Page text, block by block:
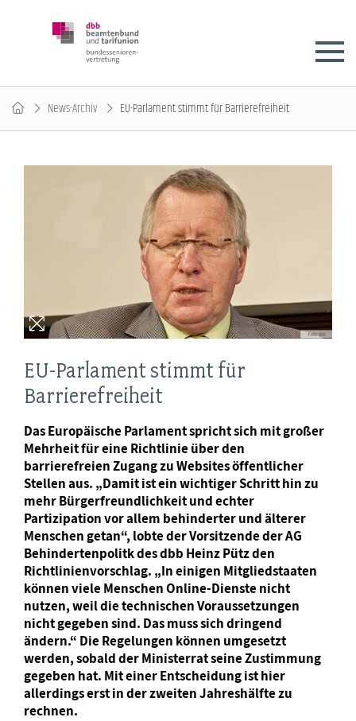
News-Archiv EU-Parlament stimmt für Barrierefreiheit
EU-Parlament stimmt für
Barrierefreiheit
Das Europäische Parlament spricht sich mit großer
Mehrheit für eine Richtlinie über den
barrierefreien Zugang zu Websites öffentlicher
Stellen aus. „Damit ist ein wichtiger Schritt hin zu
mehr Bürgerfreundlichkeit und echter
Partizipation vor allem behinderter und älterer
Menschen getan“, lobte der Vorsitzende der AG
Behindertenpolitk des dbb Heinz Pütz den
Richtlinienvorschlag. „In einigen Mitgliedstaaten
können viele Menschen Online-Dienste nicht
nutzen, weil die technischen Voraussetzungen
nicht gegeben sind. Das muss sich dringend
ändern.“ Die Regelungen können umgesetzt
werden, sobald der Ministerrat seine Zustimmung
gegeben hat. Mit einer Entscheidung ist hier
allerdings erst in der zweiten Jahreshälfte zu
rechnen.